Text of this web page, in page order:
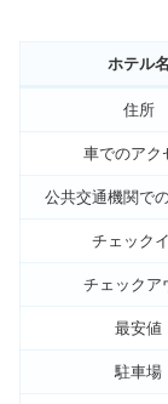
ホテル名
住所
車でのアク
公共交通機関で
チェック
チェックア
最安値
駐車場